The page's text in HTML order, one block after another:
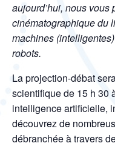
aujourd’hui, nous
cinématographique du
machines
robots.
La projection-débat
scientifique de 15 h 30
intelligence artificielle,
découvrez de
débranchée à travers